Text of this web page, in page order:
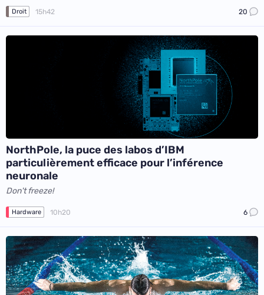
Droit 15h42 20
NorthPole, la puce des labos d’IBM
particulièrement efficace pour l’inférence
neuronale
Don't freeze!
Hardware 10h20 6